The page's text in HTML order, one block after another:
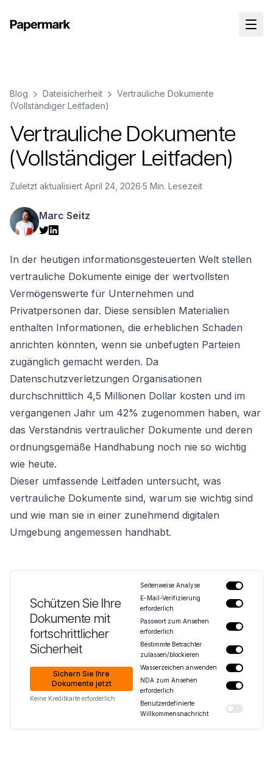
Blog Dateisicherheit
Vertrauliche Dokumente
(Vollständiger Leitfaden)
Vertrauliche Dokumente
(Vollständiger Leitfaden)
Zuletzt aktualisiert April 24, 2026·5 Min. Lesezeit
Marc Seitz
In der heutigen informationsgesteuerten Welt stellen
vertrauliche Dokumente einige der wertvollsten
Vermögenswerte für Unternehmen und
Privatpersonen dar. Diese sensiblen Materialien
enthalten Informationen, die erheblichen Schaden
anrichten könnten, wenn sie unbefugten Parteien
zugänglich gemacht werden. Da
Datenschutzverletzungen Organisationen
durchschnittlich 4,5 Millionen Dollar kosten und im
vergangenen Jahr um 42% zugenommen haben, war
das Verständnis vertraulicher Dokumente und deren
ordnungsgemäße Handhabung noch nie so wichtig
wie heute.
Dieser umfassende Leitfaden untersucht, was
vertrauliche Dokumente sind, warum sie wichtig sind
und wie man sie in einer zunehmend digitalen
Umgebung angemessen handhabt.
Schützen Sie Ihre
Dokumente mit
fortschrittlicher
Sicherheit
Sichern Sie Ihre
Dokumente jetzt
Keine Kreditkarte erforderlich
Seitenweise Analyse
E-Mail-Verifizierung
erforderlich
Passwort zum Ansehen
erforderlich
Bestimmte Betrachter
zulassen/blockieren
Wasserzeichen anwenden
NDA zum Ansehen
erforderlich
Benutzerdefinierte
Willkommensnachricht